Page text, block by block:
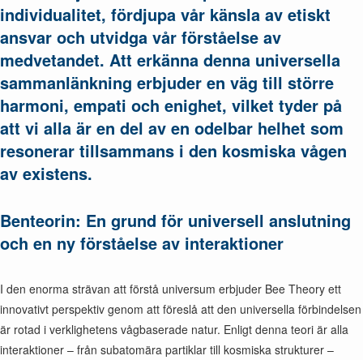
individualitet, fördjupa vår känsla av etiskt
ansvar och utvidga vår förståelse av
medvetandet. Att erkänna denna universella
sammanlänkning erbjuder en väg till större
harmoni, empati och enighet, vilket tyder på
att vi alla är en del av en odelbar helhet som
resonerar tillsammans i den kosmiska vågen
av existens.
Benteorin: En grund för universell anslutning
och en ny förståelse av interaktioner
I den enorma strävan att förstå universum erbjuder Bee Theory ett
innovativt perspektiv genom att föreslå att den universella förbindelsen
är rotad i verklighetens vågbaserade natur. Enligt denna teori är alla
interaktioner – från subatomära partiklar till kosmiska strukturer –